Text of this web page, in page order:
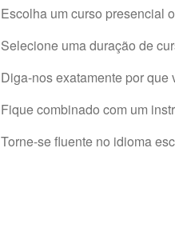
Escolha um curso presencial
Selecione uma duração de
Diga-nos exatamente por
Fique combinado com um
Torne-se fluente no idioma